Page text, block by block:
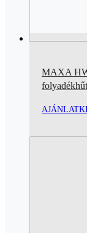
MAXA